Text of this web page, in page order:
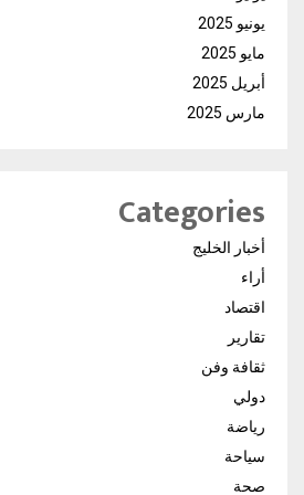
يونيو 2025
مايو 2025
أبريل 2025
مارس 2025
Categories
أخبار الخليج
أراء
اقتصاد
تقارير
ثقافة وفن
دولي
رياضة
سياحة
صحة